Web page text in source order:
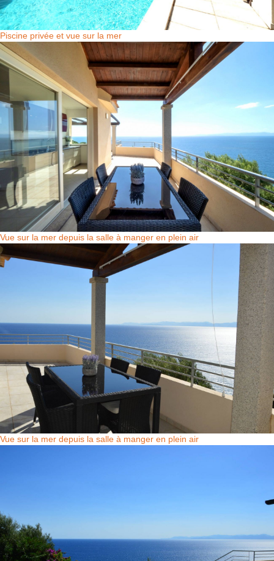
Piscine privée et vue sur la mer
Vue sur la mer depuis la salle à manger en plein air
Vue sur la mer depuis la salle à manger en plein air